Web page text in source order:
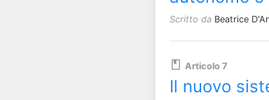
Scritto da Beatrice
Articolo 7
Il nuovo